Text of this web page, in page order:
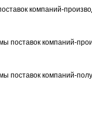
компаний-
поставок компаний-
поставок компаний-